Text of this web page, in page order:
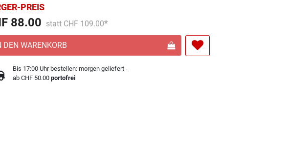
PREIS
88.00 Preis reduziert von
statt CHF 109.00
An
DEN WARENKORB
Bis 17:00 Uhr bestellen: morgen geliefert -
ab CHF 50.00portofrei